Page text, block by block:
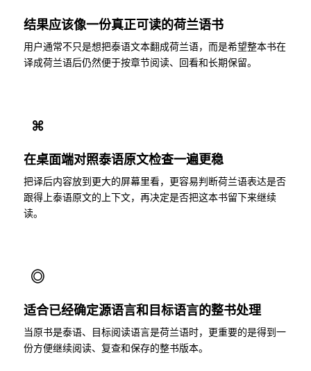
结果应该像一份真正可读的荷兰语书
用户通常不只是想把泰语文本翻成荷兰语，而是希望整本书在
译成荷兰语后仍然便于按章节阅读、回看和长期保留。
⌘
在桌面端对照泰语原文检查一遍更稳
把译后内容放到更大的屏幕里看，更容易判断荷兰语表达是否
跟得上泰语原文的上下文，再决定是否把这本书留下来继续
读。
◎
适合已经确定源语言和目标语言的整书处理
当原书是泰语、目标阅读语言是荷兰语时，更重要的是得到一
份方便继续阅读、复查和保存的整书版本。